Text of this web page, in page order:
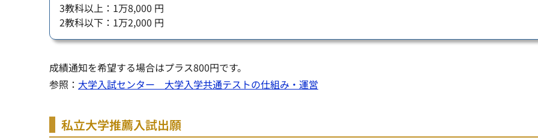
3教科以上：1万8,000 円
2教科以下：1万2,000 円
成績通知を希望する場合はプラス800円です。
参照： 大学入試センター 大学入学共通テストの仕組み・運営
私立大学推薦入試出願